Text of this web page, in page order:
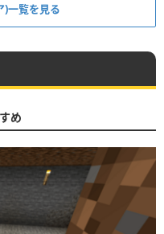
一覧を見る
め